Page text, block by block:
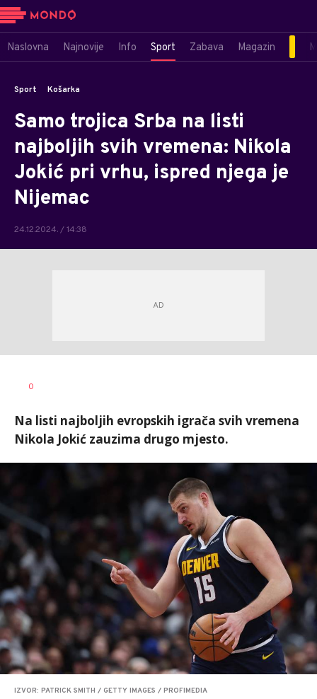
Naslovna Najnovije Info Sport Zabava Magazin
Sport Košarka
Samo trojica Srba na listi
najboljih svih vremena: Nikola
Jokić pri vrhu, ispred njega je
Nijemac
24.12.2024. / 14:38
AUTOR
0
Na listi najboljih evropskih igrača svih vremena
Nikola Jokić zauzima drugo mjesto.
IZVOR: PATRICK SMITH / GETTY IMAGES / PROFIMEDIA